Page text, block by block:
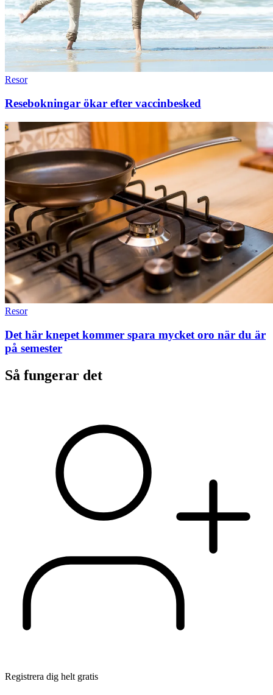
Resor
Resebokningar ökar efter vaccinbesked
Resor
Det här knepet kommer spara mycket oro när du är
på semester
Så fungerar det
Registrera dig helt gratis